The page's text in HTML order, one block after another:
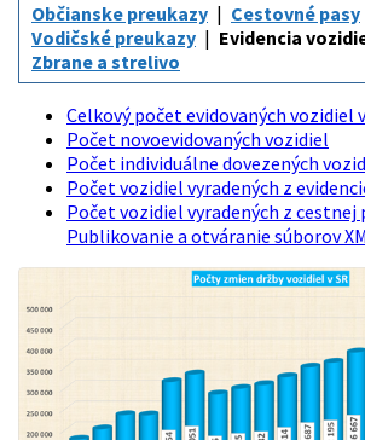
Občianske preukazy
Cestovné pasy
Vodičské preukazy
Evidencia
Zbrane a strelivo
Celkový počet evidovaných vozidiel
Počet novoevidovaných vozidiel
Počet individuálne dovezených
Počet vozidiel vyradených z
Počet vozidiel vyradených z cestnej
Publikovanie a otváranie súborov